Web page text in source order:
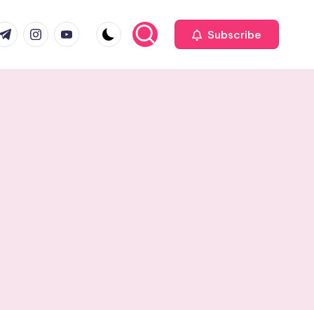
instagram.com
youtube.com Subscribe